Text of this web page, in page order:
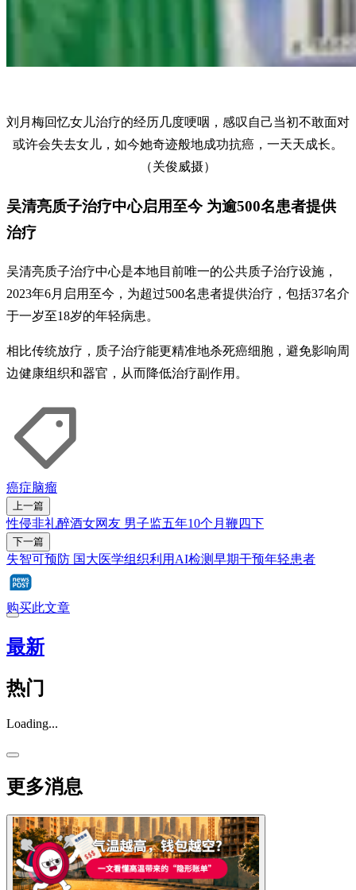
刘月梅回忆女儿治疗的经历几度哽咽，感叹自己当初不敢面对
或许会失去女儿，如今她奇迹般地成功抗癌，一天天成长。
（关俊威摄）
吴清亮质子治疗中心启用至今 为逾500名患者提供
治疗
吴清亮质子治疗中心是本地目前唯一的公共质子治疗设施，
2023年6月启用至今，为超过500名患者提供治疗，包括37名介
于一岁至18岁的年轻病患。
相比传统放疗，质子治疗能更精准地杀死癌细胞，避免影响周
边健康组织和器官，从而降低治疗副作用。
癌症脑瘤
上一篇
性侵非礼醉酒女网友 男子监五年10个月鞭四下
下一篇
失智可预防 国大医学组织利用AI检测早期干预年轻患者
购买此文章
最新
热门
Loading...
更多消息